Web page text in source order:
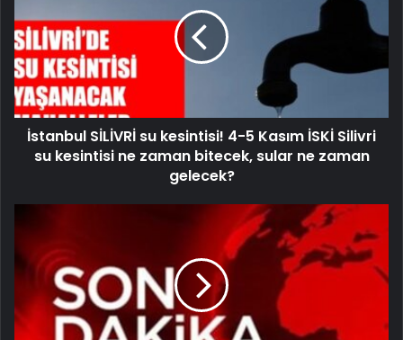
İstanbul SİLİVRİ su kesintisi! 4-5 Kasım İSKİ Silivri
su kesintisi ne zaman bitecek, sular ne zaman
gelecek?